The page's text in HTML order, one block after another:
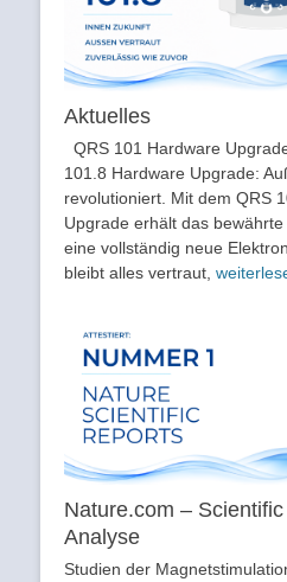
Aktuelles
QRS 101 Hardware
101.8 Hardware Upgrade:
revolutioniert. Mit dem QRS
Upgrade erhält das
eine vollständig neue
bleibt alles vertraut,
Nature.com –
Analyse
Studien der